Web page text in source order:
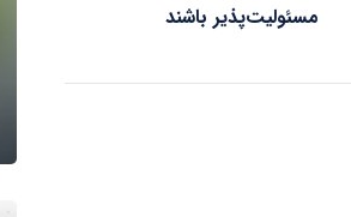
مسئولیت‌پذیر باشند